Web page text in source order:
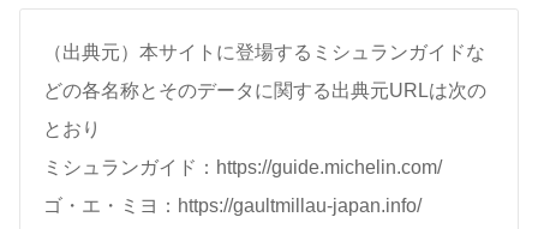
（出典元）本サイトに登場するミシュランガイドな
どの各名称とそのデータに関する出典元URLは次の
とおり
ミシュランガイド：https://guide.michelin.com/
ゴ・エ・ミヨ：https://gaultmillau-japan.info/